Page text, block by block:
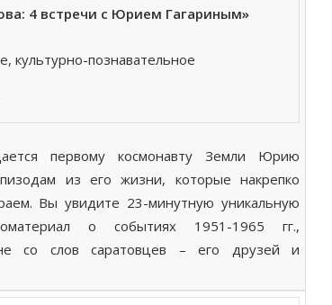
4 встречи с Юрием Гагариным»
культурно-познавательное
первому космонавту Земли Юрию
из его жизни, которые накрепко
Вы увидите 23-минутную уникальную
о событиях 1951-1965 гг.,
со слов саратовцев – его друзей и